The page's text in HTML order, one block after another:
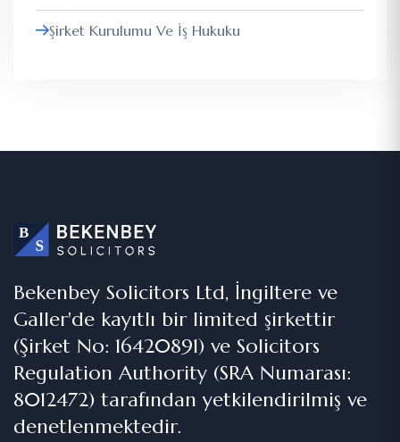
Şirket Kurulumu Ve İş Hukuku
Bekenbey Solicitors Ltd, İngiltere ve
Galler'de kayıtlı bir limited şirkettir
(Şirket No: 16420891) ve Solicitors
Regulation Authority (SRA Numarası:
8012472) tarafından yetkilendirilmiş ve
denetlenmektedir.